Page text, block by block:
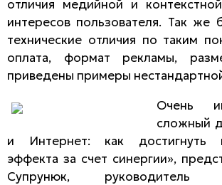
отличия медийной и
интересов пользователя. Так же
технические отличия по таким
оплата, формат рекламы,
приведены примеры
Очень
сложный
и Интернет: как достигнуть
эффекта за счет синергии»,
Супрунюк, руководитель